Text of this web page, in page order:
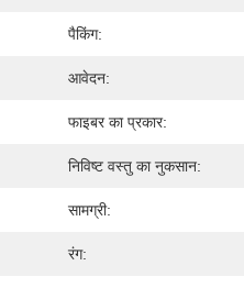
पैकिंग:
आवेदन:
फाइबर का प्रकार:
निविष्ट वस्तु का नुकसान:
सामग्री:
रंग: